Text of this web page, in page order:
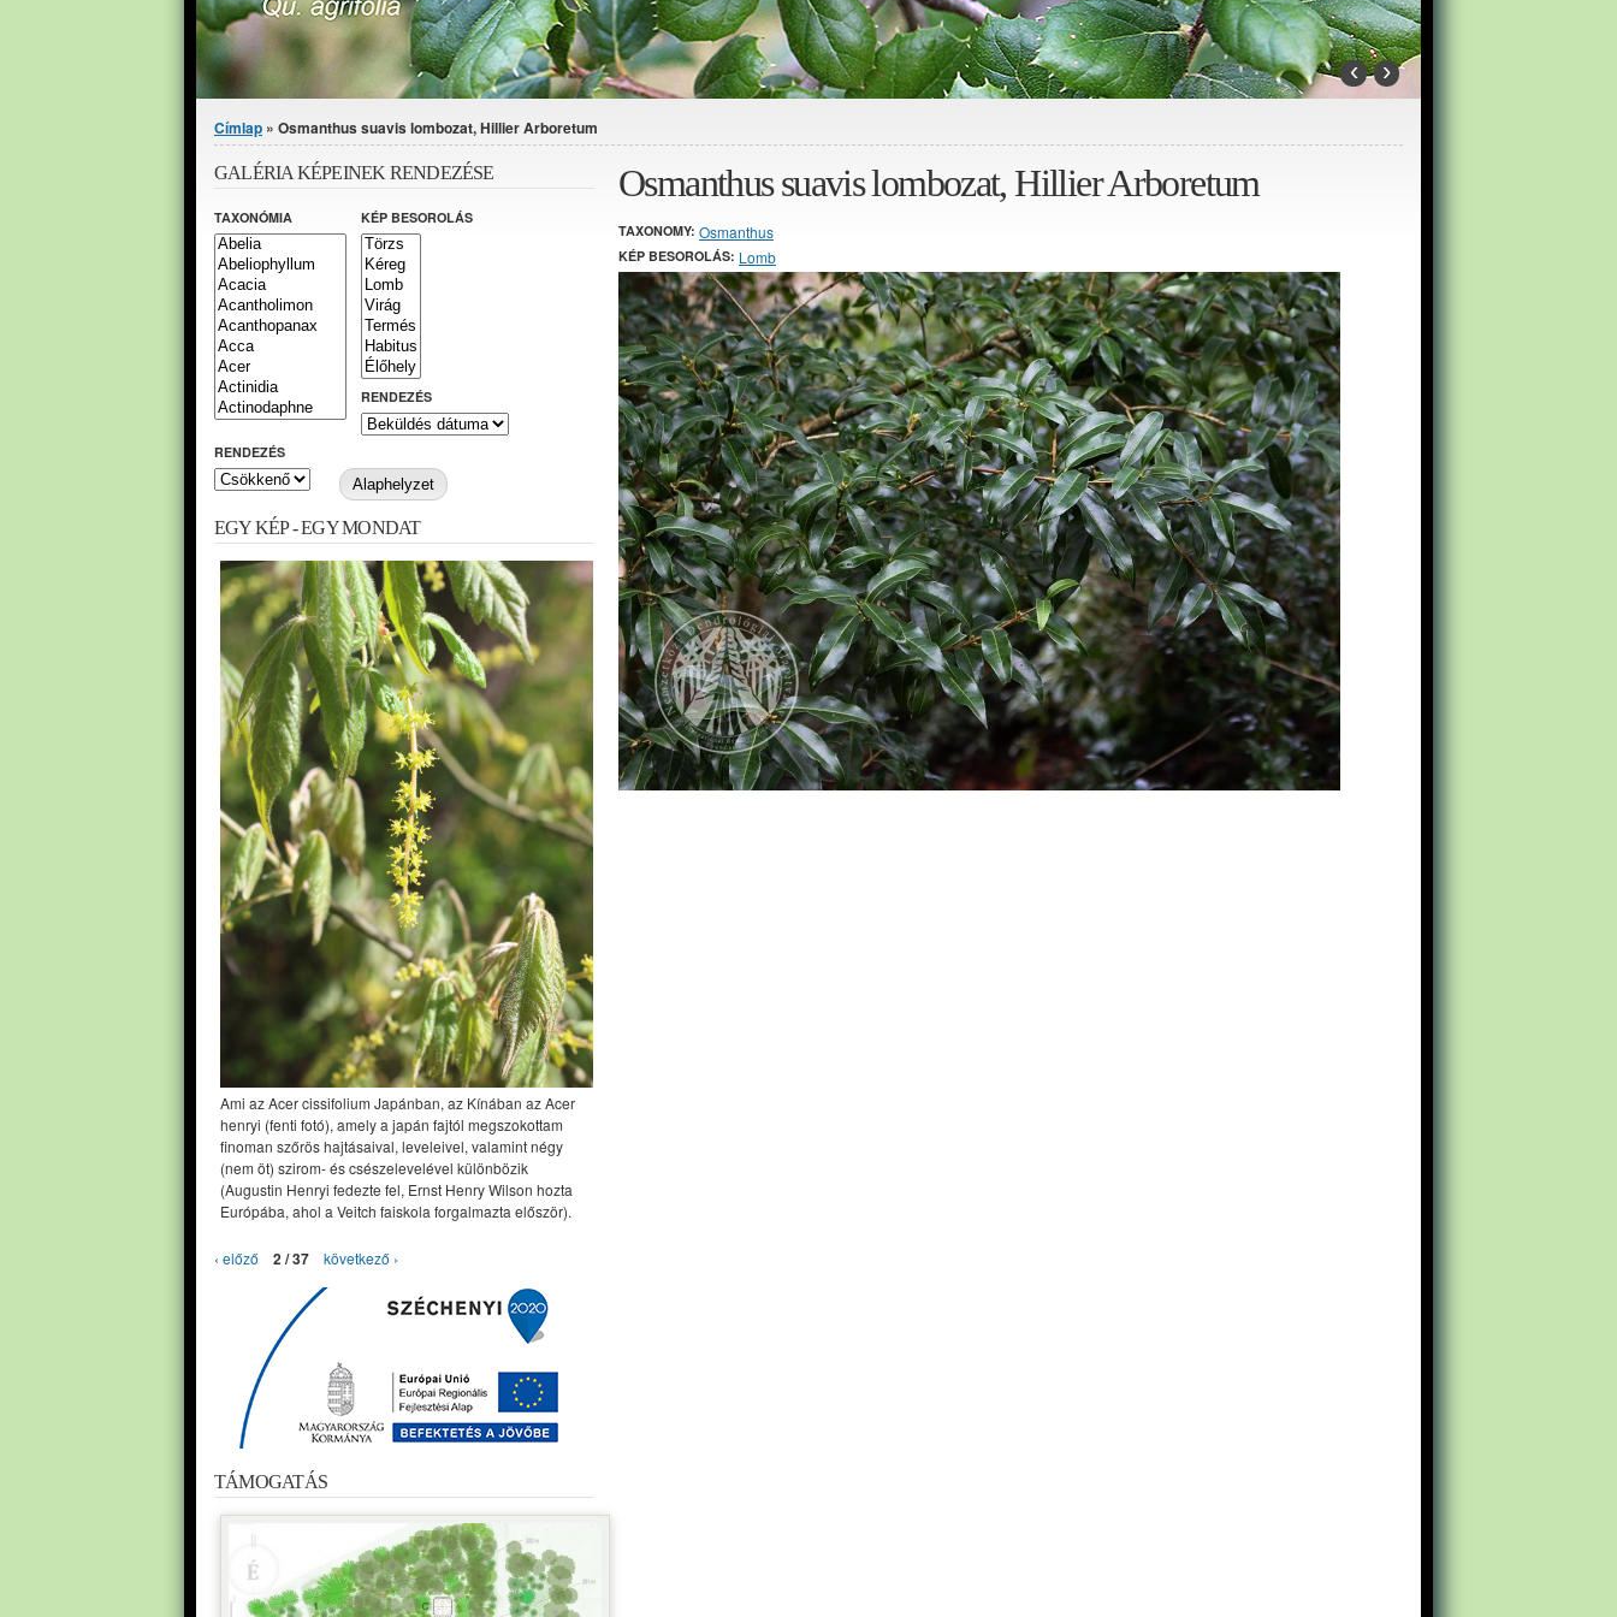
‹ ›
Jelenlegi hely
Címlap » Osmanthus suavis lombozat, Hillier Arboretum
Osmanthus suavis lombozat, Hillier Arboretum
TAXONOMY: Osmanthus
KÉP BESOROLÁS: Lomb
GALÉRIA KÉPEINEK RENDEZÉSE
TAXONÓMIA KÉP BESOROLÁS
RENDEZÉS
RENDEZÉS
EGY KÉP - EGY MONDAT
Ami az Acer cissifolium Japánban, az Kínában az Acer
henryi (fenti fotó), amely a japán fajtól megszokottam
finoman szőrös hajtásaival, leveleivel, valamint négy
(nem öt) szirom- és csészelevelével különbözik
(Augustin Henryi fedezte fel, Ernst Henry Wilson hozta
Európába, ahol a Veitch faiskola forgalmazta először).
‹ előző 2 / 37 következő ›
TÁMOGATÁS